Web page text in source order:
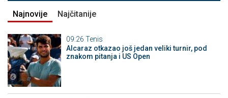
Najnovije Najčitanije
09:26 Tenis
Alcaraz otkazao još jedan veliki turnir, pod
znakom pitanja i US Open